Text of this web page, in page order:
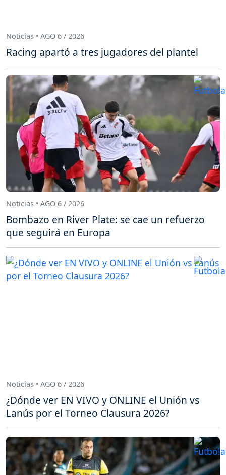
Noticias • AGO 6 / 2026
Racing apartó a tres jugadores del plantel
Noticias • AGO 6 / 2026
Bombazo en River Plate: se cae un refuerzo
que seguirá en Europa
Noticias • AGO 6 / 2026
¿Dónde ver EN VIVO y ONLINE el Unión vs
Lanús por el Torneo Clausura 2026?